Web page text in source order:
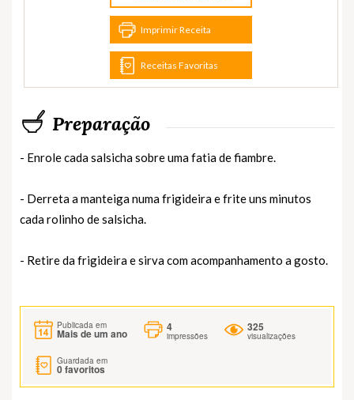
Imprimir Receita
Receitas Favoritas
Preparação
- Enrole cada salsicha sobre uma fatia de fiambre.
- Derreta a manteiga numa frigideira e frite uns minutos
cada rolinho de salsicha.
- Retire da frigideira e sirva com acompanhamento a gosto.
Publicada em
Mais de um ano
4
impressões
325
visualizações
Guardada em
0favoritos